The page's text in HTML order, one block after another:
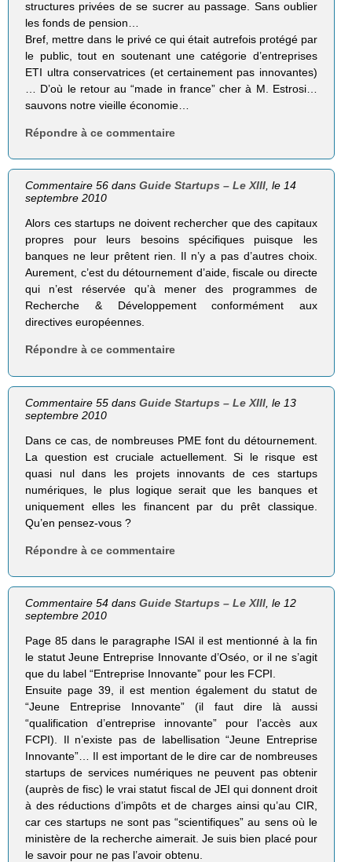
structures privées de se sucrer au passage. Sans oublier
les fonds de pension…
Bref, mettre dans le privé ce qui était autrefois protégé par
le public, tout en soutenant une catégorie d’entreprises
ETI ultra conservatrices (et certainement pas innovantes)
… D’où le retour au “made in france” cher à M. Estrosi…
sauvons notre vieille économie…
Répondre à ce commentaire
Commentaire 56 dansGuide Startups – Le XIII, le 14
septembre 2010
Alors ces startups ne doivent rechercher que des capitaux
propres pour leurs besoins spécifiques puisque les
banques ne leur prêtent rien. Il n’y a pas d’autres choix.
Aurement, c’est du détournement d’aide, fiscale ou directe
qui n’est réservée qu’à mener des programmes de
Recherche & Développement conformément aux
directives européennes.
Répondre à ce commentaire
Commentaire 55 dansGuide Startups – Le XIII , le 13
septembre 2010
Dans ce cas, de nombreuses PME font du détournement.
La question est cruciale actuellement. Si le risque est
quasi nul dans les projets innovants de ces startups
numériques, le plus logique serait que les banques et
uniquement elles les financent par du prêt classique.
Qu’en pensez-vous ?
Répondre à ce commentaire
Commentaire 54 dansGuide Startups – Le XIII , le 12
septembre 2010
Page 85 dans le paragraphe ISAI il est mentionné à la fin
le statut Jeune Entreprise Innovante d’Oséo, or il ne s’agit
que du label “Entreprise Innovante” pour les FCPI.
Ensuite page 39, il est mention également du statut de
“Jeune Entreprise Innovante” (il faut dire là aussi
“qualification d’entreprise innovante” pour l’accès aux
FCPI). Il n’existe pas de labellisation “Jeune Entreprise
Innovante”… Il est important de le dire car de nombreuses
startups de services numériques ne peuvent pas obtenir
(auprès de fisc) le vrai statut fiscal de JEI qui donnent droit
à des réductions d’impôts et de charges ainsi qu’au CIR,
car ces startups ne sont pas “scientifiques” au sens où le
ministère de la recherche aimerait. Je suis bien placé pour
le savoir pour ne pas l’avoir obtenu.